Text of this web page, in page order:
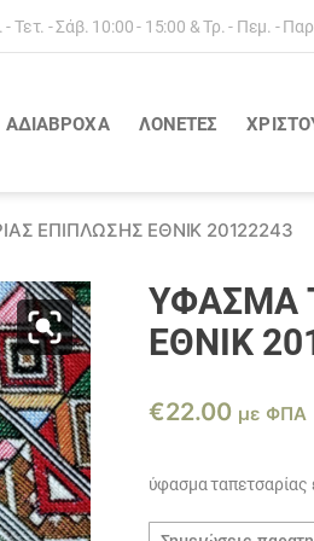
- Τετ. - Σάβ. 10:00 - 15:00 & Τρ. - Πεμ. -
ΑΔΙΆΒΡΟΧΑ ΛΟΝΈΤΕΣ
ΕΠΊΠΛΩΣΗΣ ΈΘΝΙΚ 20122243
ΎΦΑΣΜΑ
ΈΘΝΙΚ
€22.00 με ΦΠΑ
ύφασμα
Σημειώσεις